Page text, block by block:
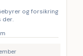
og forsikring
der.
m